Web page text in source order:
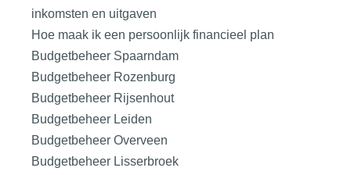
inkomsten en uitgaven
Hoe maak ik een persoonlijk financieel plan
Budgetbeheer Spaarndam
Budgetbeheer Rozenburg
Budgetbeheer Rijsenhout
Budgetbeheer Leiden
Budgetbeheer Overveen
Budgetbeheer Lisserbroek